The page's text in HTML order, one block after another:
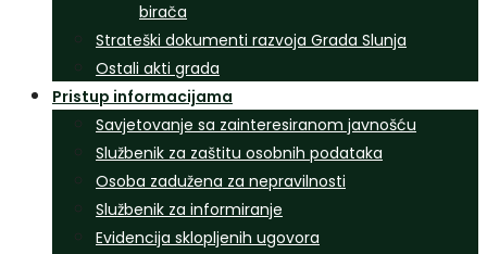
birača
Strateški dokumenti razvoja Grada Slunja
Ostali akti grada
Pristup informacijama
Savjetovanje sa zainteresiranom javnošću
Službenik za zaštitu osobnih podataka
Osoba zadužena za nepravilnosti
Službenik za informiranje
Evidencija sklopljenih ugovora